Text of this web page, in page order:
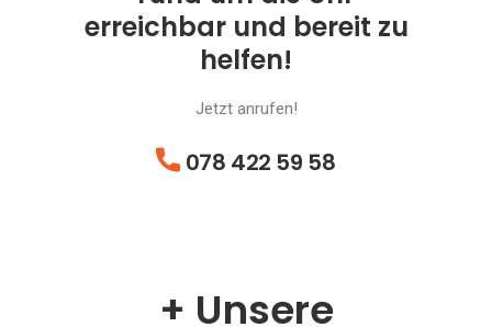
erreichbar und bereit zu
helfen!
Jetzt anrufen!
078 422 59 58
Unsere